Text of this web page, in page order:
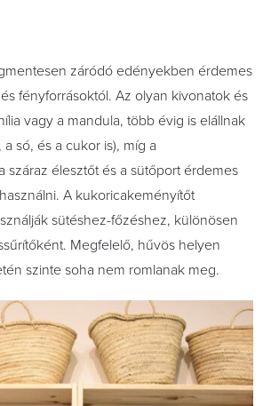
záródó edényekben érdemes
fényforrásoktól. Az olyan kivonatok és
vagy a mandula, több évig is elállnak
só, és a cukor is), míg a
száraz élesztőt és a sütőport érdemes
A kukoricakeményítőt
sütéshez-főzéshez, különösen
Megfelelő, hűvös helyen
szinte soha nem romlanak meg.